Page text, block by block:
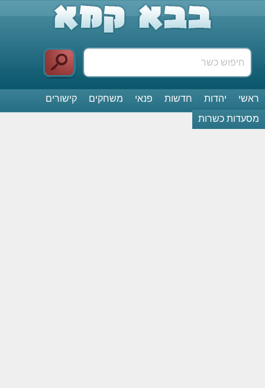
ראשי יהדות חדשות פנאי משחקים
קישורים
מסעדות כשרות